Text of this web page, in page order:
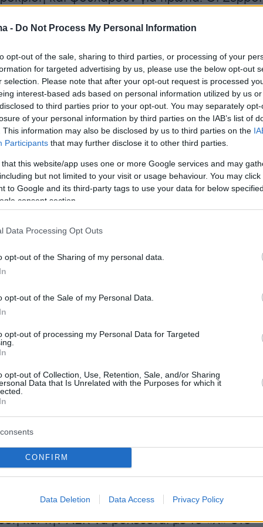
- Do Not Process My Personal Information
opt-out of the sale, sharing to third parties, or processing of your
for targeted advertising by us, please use the below opt-out
selection. Please note that after your opt-out request is processed
interest-based ads based on personal information utilized by us
to third parties prior to your opt-out. You may separately
of your personal information by third parties on the IAB’s list of
This information may also be disclosed by us to third parties on the
Participants that may further disclose it to other third parties.
that this website/app uses one or more Google services and may
but not limited to your visit or usage behaviour. You may
to Google and its third-party tags to use your data for below
consent section.
Data Processing Opt Outs
opt-out of the Sharing of my personal data.
opt-out of the Sale of my Personal Data.
opt-out of processing my Personal Data for Targeted
opt-out of Collection, Use, Retention, Sale, and/or Sharing
Data that Is Unrelated with the Purposes for which it
CONFIRM
Data Deletion Data Access Privacy Policy
για το Europa Conference League από τον
v-cxcfeqsekod5)
βρέθηκε πίσω στο σκορ από τη
3-0 κατάφερε να μειώσει στο 3-2, να χάσει
και για να ισοφαρίσει και αποχαιρέτησε
αλλά κρατάει την πρόκριση στο
χέρια του αν νικήσει την Μακάμπι Χάιφα
η οποία ηττήθηκε με 3-0 από τη Ρεν έχει
το φινάλε, αφού την επόμενη Τετάρτη
τη Βιγιαρεάλ στην Ισπανία σε εξ αναβολής
v-cxci6s5t4oe1)
βρήκε γκολ από τις ευκαιρίες που έκανε
εις βάρος της πέναλτι στους ομίλους έχασε
από τη Μπράιτον και κόντρα στον Άγιαξ
ευρωπαϊκής συνέχειας στο
4-3, με τους Ολλανδούς να μένουν στην
και την ΑΕΚ να βολεύεται με το «Χ» στο